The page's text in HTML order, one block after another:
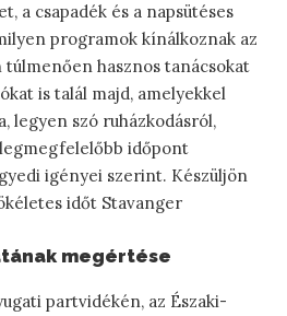
a csapadék és a napsütéses
programok kínálkoznak az
túlmenően hasznos tanácsokat
is talál majd, amelyekkel
legyen szó ruházkodásról,
időpont
igényei szerint. Készüljön
időt Stavanger
megértése
partvidékén, az Északi-